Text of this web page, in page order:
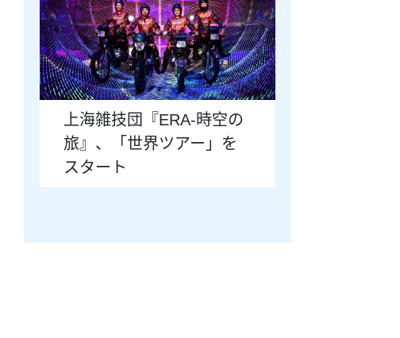
上海雑技団『ERA-時空の
旅』、「世界ツアー」を
スタート